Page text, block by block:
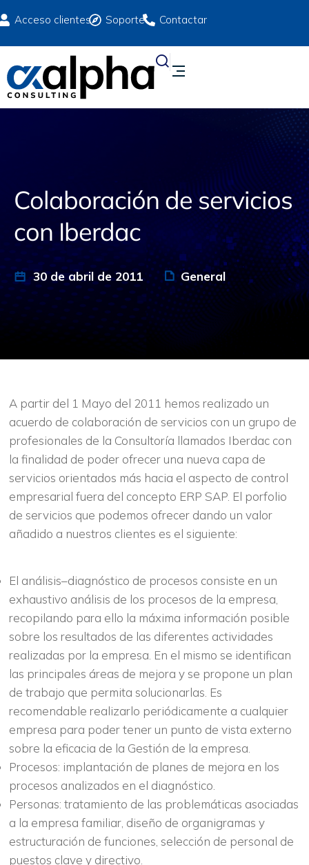
Acceso clientes Soporte Contactar
Colaboración de servicios
con Iberdac
30 de abril de 2011 General
A partir del 1 Mayo del 2011 hemos realizado un
acuerdo de colaboración de servicios con un grupo de
profesionales de la Consultoría llamados Iberdac con
la finalidad de poder ofrecer una nueva capa de
servicios orientados más hacia el aspecto de control
empresarial fuera del concepto ERP SAP. El porfolio
de servicios que podemos ofrecer dando un valor
añadido a nuestros clientes es el siguiente:
El análisis–diagnóstico de procesos consiste en un
exhaustivo análisis de los procesos de la empresa,
recopilando para ello la máxima información posible
sobre los resultados de las diferentes actividades
realizadas por la empresa. En el mismo se identifican
las principales áreas de mejora y se propone un plan
de trabajo que permita solucionarlas. Es
recomendable realizarlo periódicamente a cualquier
empresa para poder tener un punto de vista externo
sobre la eficacia de la Gestión de la empresa.
Procesos: implantación de planes de mejora en los
procesos analizados en el diagnóstico.
Personas: tratamiento de las problemáticas asociadas
a la empresa familiar, diseño de organigramas y
estructuración de funciones, selección de personal de
puestos clave y directivo.